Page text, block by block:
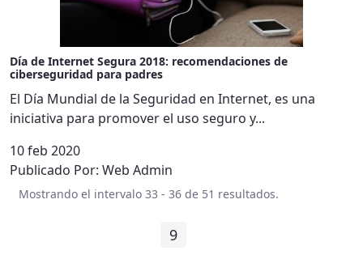
Día de Internet Segura 2018: recomendaciones de
ciberseguridad para padres
El Día Mundial de la Seguridad en Internet, es una
iniciativa para promover el uso seguro y...
10 feb 2020
Publicado Por: Web Admin
Mostrando el intervalo 33 - 36 de 51 resultados.
Páginas intermedias
PáginaPágina
9